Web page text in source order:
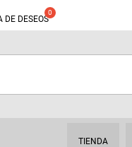
DE DESEOS
TIENDA